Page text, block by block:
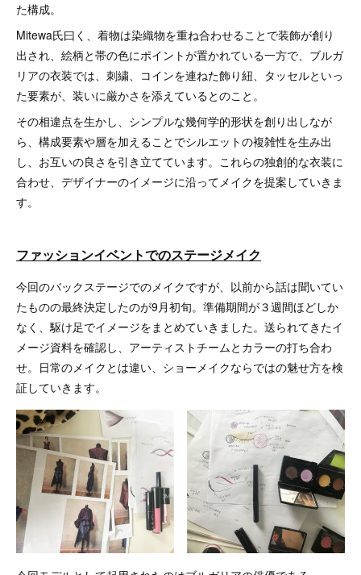
た構成。
Mitewa氏曰く、着物は染織物を重ね合わせることで装飾が創り
出され、絵柄と帯の色にポイントが置かれている一方で、ブルガ
リアの衣装では、刺繍、コインを連ねた飾り紐、タッセルといっ
た要素が、装いに厳かさを添えているとのこと。
その相違点を生かし、シンプルな幾何学的形状を創り出しなが
ら、構成要素や層を加えることでシルエットの複雑性を生み出
し、お互いの良さを引き立てています。これらの独創的な衣装に
合わせ、デザイナーのイメージに沿ってメイクを提案していきま
す。
ファッションイベントでのステージメイク
今回のバックステージでのメイクですが、以前から話は聞いてい
たものの最終決定したのが9月初旬。準備期間が３週間ほどしか
なく、駆け足でイメージをまとめていきました。送られてきたイ
メージ資料を確認し、アーティストチームとカラーの打ち合わ
せ。日常のメイクとは違い、ショーメイクならではの魅せ方を検
証していきます。